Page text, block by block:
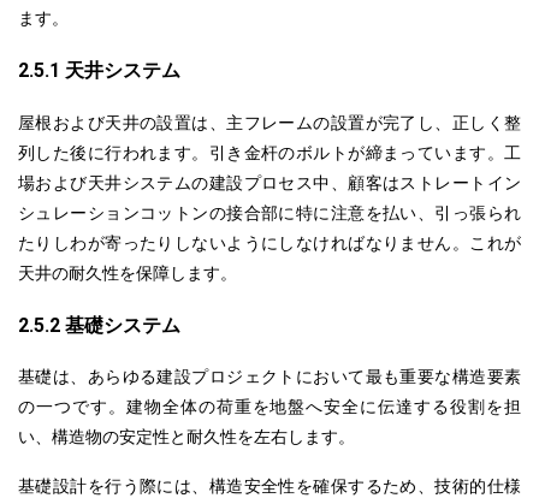
ます。
2.5.1 天井システム
屋根および天井の設置は、主フレームの設置が完了し、正しく整
列した後に行われます。引き金杆のボルトが締まっています。工
場および天井システムの建設プロセス中、顧客はストレートイン
シュレーションコットンの接合部に特に注意を払い、引っ張られ
たりしわが寄ったりしないようにしなければなりません。これが
天井の耐久性を保障します。
2.5.2 基礎システム
基礎は、あらゆる建設プロジェクトにおいて最も重要な構造要素
の一つです。建物全体の荷重を地盤へ安全に伝達する役割を担
い、構造物の安定性と耐久性を左右します。
基礎設計を行う際には、 構造安全性を確保するため、技術的仕様